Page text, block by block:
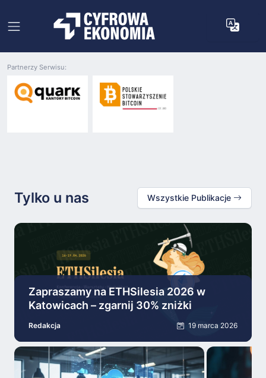
Partnerzy Serwisu:
Tylko u nas Wszystkie Publikacje
Zapraszamy na ETHSilesia 2026 w
Katowicach – zgarnij 30% zniżki
Redakcja 19 marca 2026